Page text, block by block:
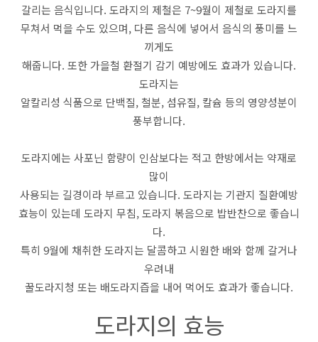
갈리는 음식입니다. 도라지의 제철은 7~9월이 제철로 도라지를
무쳐서 먹을 수도 있으며, 다른 음식에 넣어서 음식의 풍미를 느
끼게도
해줍니다. 또한 가을철 환절기 감기 예방에도 효과가 있습니다.
도라지는
알칼리성 식품으로 단백질, 철분, 섬유질, 칼슘 등의 영양성분이
풍부합니다.
도라지에는 사포닌 함량이 인삼보다는 적고 한방에서는 약재로
많이
사용되는 길경이라 부르고 있습니다. 도라지는 기관지 질환예방
효능이 있는데 도라지 무침, 도라지 볶음으로 밥반찬으로 좋습니
다.
특히 9월에 채취한 도라지는 달콤하고 시원한 배와 함께 갈거나
우려내
꿀도라지청 또는 배도라지즙을 내어 먹어도 효과가 좋습니다.
도라지의 효능